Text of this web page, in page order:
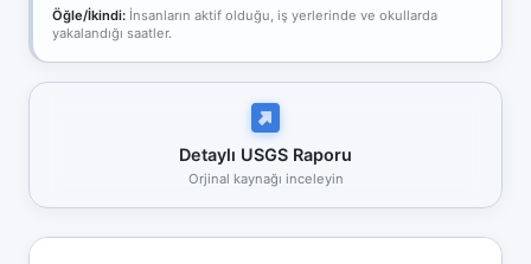
Öğle/İkindi: İnsanların aktif olduğu, iş yerlerinde ve okullarda
yakalandığı saatler.
Detaylı USGS Raporu
Orjinal kaynağı inceleyin